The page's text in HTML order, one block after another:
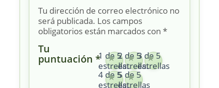
Tu dirección de correo electrónico no
será publicada. Los campos
obligatorios están marcados con *
Tu
puntuación *1 de 5
estrellas
2 de 5
estrellas
3 de 5
estrellas
4 de 5
estrellas
5 de 5
estrellas